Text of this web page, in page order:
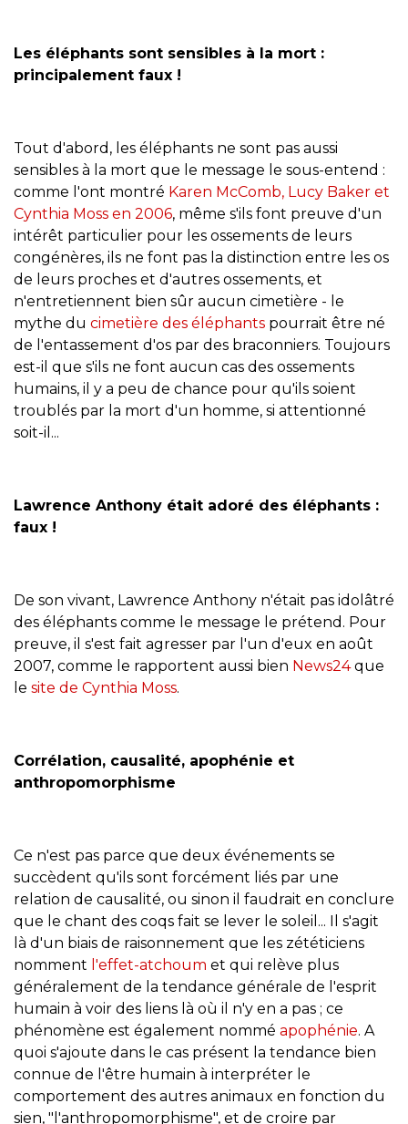
Les éléphants sont sensibles à la mort :
principalement faux !
Tout d'abord, les éléphants ne sont pas aussi
sensibles à la mort que le message le sous-entend :
comme l'ont montré Karen McComb, Lucy Baker et
Cynthia Moss en 2006, même s'ils font preuve d'un
intérêt particulier pour les ossements de leurs
congénères, ils ne font pas la distinction entre les os
de leurs proches et d'autres ossements, et
n'entretiennent bien sûr aucun cimetière - le
mythe du cimetière des éléphants pourrait être né
de l'entassement d'os par des braconniers. Toujours
est-il que s'ils ne font aucun cas des ossements
humains, il y a peu de chance pour qu'ils soient
troublés par la mort d'un homme, si attentionné
soit-il...
Lawrence Anthony était adoré des éléphants :
faux !
De son vivant, Lawrence Anthony n'était pas idolâtré
des éléphants comme le message le prétend. Pour
preuve, il s'est fait agresser par l'un d'eux en août
2007, comme le rapportent aussi bien News24que
le site de Cynthia Moss.
Corrélation, causalité, apophénie et
anthropomorphisme
Ce n'est pas parce que deux événements se
succèdent qu'ils sont forcément liés par une
relation de causalité, ou sinon il faudrait en conclure
que le chant des coqs fait se lever le soleil... Il s'agit
là d'un biais de raisonnement que les zététiciens
nomment l'effet-atchoum et qui relève plus
généralement de la tendance générale de l'esprit
humain à voir des liens là où il n'y en a pas ; ce
phénomène est également nommé apophénie. A
quoi s'ajoute dans le cas présent la tendance bien
connue de l'être humain à interpréter le
comportement des autres animaux en fonction du
sien, "l'anthropomorphisme", et de croire par